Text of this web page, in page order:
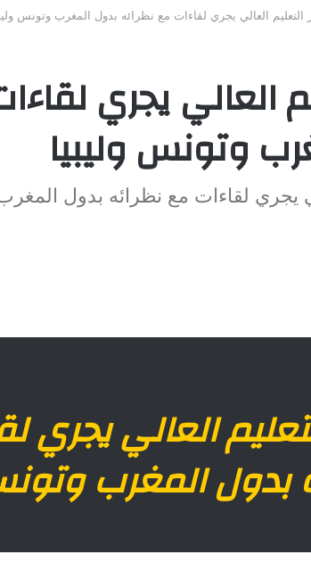
التعليم العالي يجري لقاءات مع نظرائه بدول المغرب وتونس
العالي يجري
وتونس وليبيا
يجري لقاءات مع نظرائه بدول
العالي يجري
بدول المغرب